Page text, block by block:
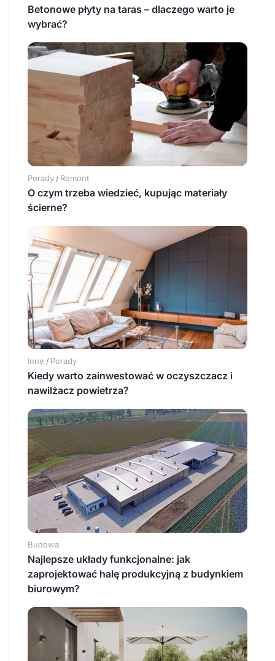
Betonowe płyty na taras – dlaczego warto je
wybrać?
Porady / Remont
O czym trzeba wiedzieć, kupując materiały
ścierne?
Inne / Porady
Kiedy warto zainwestować w oczyszczacz i
nawilżacz powietrza?
Budowa
Najlepsze układy funkcjonalne: jak
zaprojektować halę produkcyjną z budynkiem
biurowym?